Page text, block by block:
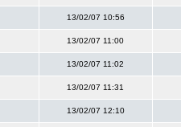
13/02/07 10:56
13/02/07 11:00
13/02/07 11:02
13/02/07 11:31
13/02/07 12:10